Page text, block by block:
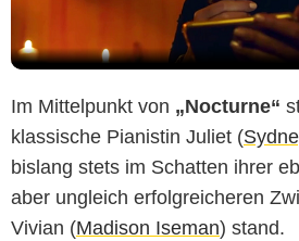
Im Mittelpunkt von „Nocturne“
klassische Pianistin Juliet (
bislang stets im Schatten ihrer
aber ungleich erfolgreicheren
Vivian (Madison Iseman) stand.